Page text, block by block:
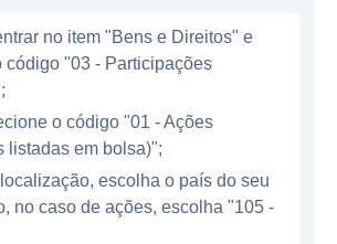
outros países da América
México, Colômbia e Argentina.
serviços da empresa é muito
inclui tecnologia de
e machine learning que
a detecção de fraudes.
suas soluções, a ClearSale visa
no item "Bens e Direitos" e
código "03 - Participações
o código "01 - Ações
listadas em bolsa)";
escolha o país do seu
no caso de ações, escolha "105 -